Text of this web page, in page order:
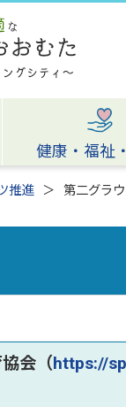
健康・福祉
推進 第二グラ
会（https://